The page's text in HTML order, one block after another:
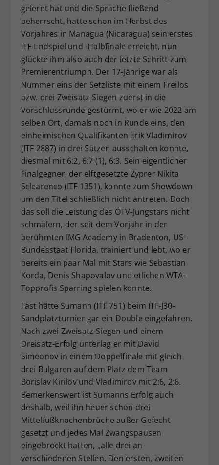
gelernt hat und die Sprache fließend
beherrscht, hatte schon im Herbst des
Vorjahres in Managua (Nicaragua) sein erstes
ITF-Endspiel und -Halbfinale erreicht, nun
glückte ihm also auch der letzte Schritt zum
Premierentriumph. Der 17-Jährige war als
Nummer eins der Setzliste mit einem Freilos
bzw. drei Zweisatz-Siegen zuerst in die
Vorschlussrunde gestürmt, wo er wie 2022 am
selben Ort, damals noch in Runde eins, den
einheimischen Qualifikanten Erik Vladimirov
(ITF 2887) in drei Sätzen ausschalten konnte,
diesmal mit 6:2, 6:7 (1), 6:3. Sein eigentlicher
Finalgegner, der elftgesetzte Zyprer Nikita
Sclearenco (ITF 1351), konnte zum Showdown
um den Titel schließlich nicht antreten. Doch
das soll die Leistung des ÖTV-Jungstars nicht
schmälern, der seit dem Vorjahr in der
berühmten IMG Academy in Bradenton, US-
Bundesstaat Florida, trainiert und lebt, wo er
bereits ein paar Mal mit Stars wie Sebastian
Korda, Denis Shapovalov und etlichen WTA-
Topprofis Sparring spielen konnte.
Fast hätte Sumann (ITF 751) beim ITF-J30-
Sandplatzturnier gar ein Double eingefahren.
Nach zwei Zweisatz-Siegen und einem
Dreisatz-Erfolg unterlag er mit David
Simeonov in einem Doppelfinale mit gleich
drei Bulgaren auf dem Platz dem Team
Borislav Kirilov und Vladimirov mit 2:6, 2:6.
Bemerkenswert ist Sumanns Erfolg auch
deshalb, weil ihn heuer schon drei
Mittelfußknochenbrüche außer Gefecht
gesetzt und jedes Mal Zwangspausen
eingebrockt hatten, „alle drei an
verschiedenen Stellen. Den ersten, zweiten